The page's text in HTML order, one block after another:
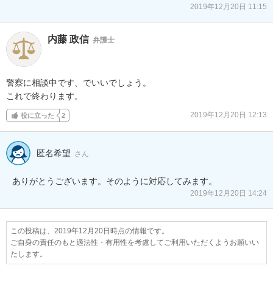
2019年12月20日 11:15
内藤 政信 弁護士
警察に相談中です、でいいでしょう。
これで終わります。
役に立った 2 2019年12月20日 12:13
匿名希望 さん
ありがとうございます。そのように対応してみます。
2019年12月20日 14:24
この投稿は、2019年12月20日時点の情報です。
ご自身の責任のもと適法性・有用性を考慮してご利用いただくようお願いい
たします。